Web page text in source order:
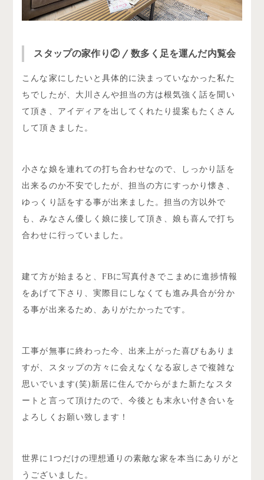
スタップの家作り② / 数多く足を運んだ内覧会
こんな家にしたいと具体的に決まっていなかった私た
ちでしたが、大川さんや担当の方は根気強く話を聞い
て頂き、アイディアを出してくれたり提案もたくさん
して頂きました。
小さな娘を連れての打ち合わせなので、しっかり話を
出来るのか不安でしたが、担当の方にすっかり懐き、
ゆっくり話をする事が出来ました。担当の方以外で
も、みなさん優しく娘に接して頂き、娘も喜んで打ち
合わせに行っていました。
建て方が始まると、FBに写真付きでこまめに進捗情報
をあげて下さり、実際目にしなくても進み具合が分か
る事が出来るため、ありがたかったです。
工事が無事に終わった今、出来上がった喜びもありま
すが、スタップの方々に会えなくなる寂しさで複雑な
思いでいます(笑)新居に住んでからがまた新たなスタ
ートと言って頂けたので、今後とも末永い付き合いを
よろしくお願い致します！
世界に1つだけの理想通りの素敵な家を本当にありがと
うございました。